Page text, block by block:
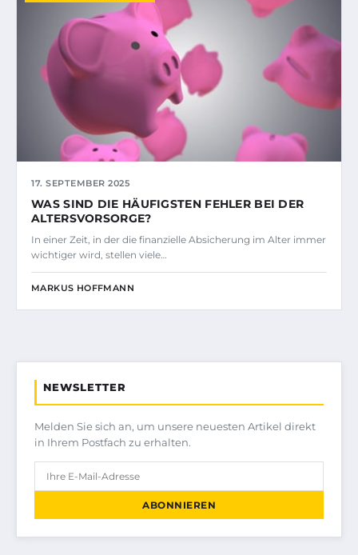
17. SEPTEMBER 2025
WAS SIND DIE HÄUFIGSTEN FEHLER BEI DER
ALTERSVORSORGE?
In einer Zeit, in der die finanzielle Absicherung im Alter immer
wichtiger wird, stellen viele…
MARKUS HOFFMANN
NEWSLETTER
Melden Sie sich an, um unsere neuesten Artikel direkt
in Ihrem Postfach zu erhalten.
ABONNIEREN